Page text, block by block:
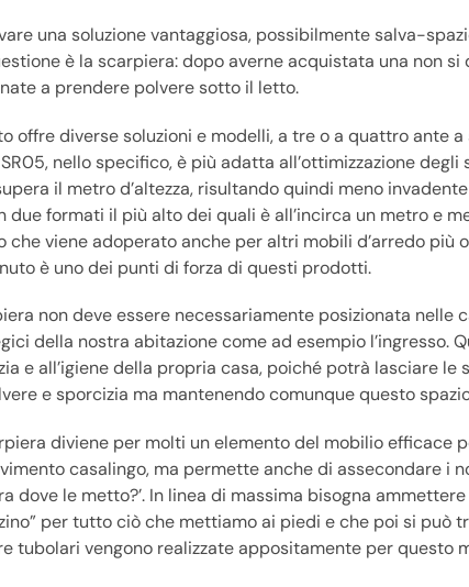
una soluzione vantaggiosa, possibilmente salva-
è la scarpiera: dopo averne acquistata una non
a prendere polvere sotto il letto.
offre diverse soluzioni e modelli, a tre o a quattro ante
nello specifico, è più adatta all’ottimizzazione
il metro d’altezza, risultando quindi meno
formati il più alto dei quali è all’incirca un metro e
viene adoperato anche per altri mobili d’arredo più
è uno dei punti di forza di questi prodotti.
non deve essere necessariamente posizionata nelle
della nostra abitazione come ad esempio l’ingresso.
e all’igiene della propria casa, poiché potrà lasciare le
e sporcizia ma mantenendo comunque questo
diviene per molti un elemento del mobilio efficace
casalingo, ma permette anche di assecondare i
dove le metto?’. In linea di massima bisogna
per tutto ciò che mettiamo ai piedi e che poi si può
tubolari vengono realizzate appositamente per questo